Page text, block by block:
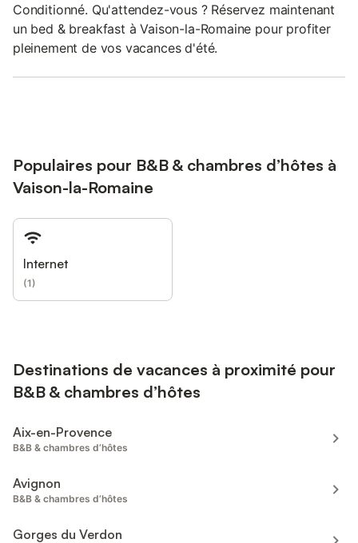
Conditionné. Qu'attendez-vous ? Réservez maintenant
un bed & breakfast à Vaison-la-Romaine pour profiter
pleinement de vos vacances d'été.
Populaires pour B&B & chambres d’hôtes à
Vaison-la-Romaine
Internet
(1)
Destinations de vacances à proximité pour
B&B & chambres d’hôtes
Aix-en-Provence
B&B & chambres d’hôtes
Avignon
B&B & chambres d’hôtes
Gorges du Verdon